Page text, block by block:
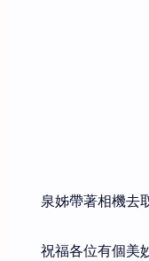
泉姊帶著相機去
祝福各位有個美